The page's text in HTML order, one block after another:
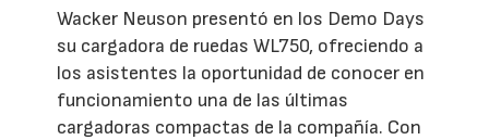
Wacker Neuson presentó en los Demo Days
su cargadora de ruedas WL750, ofreciendo a
los asistentes la oportunidad de conocer en
funcionamiento una de las últimas
cargadoras compactas de la compañía. Con